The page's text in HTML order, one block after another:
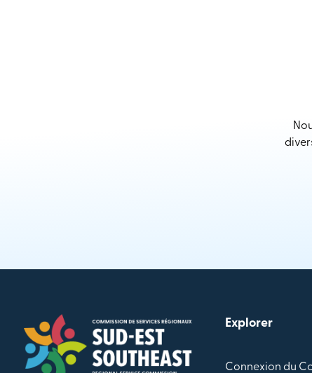
Explorer
Connexion du